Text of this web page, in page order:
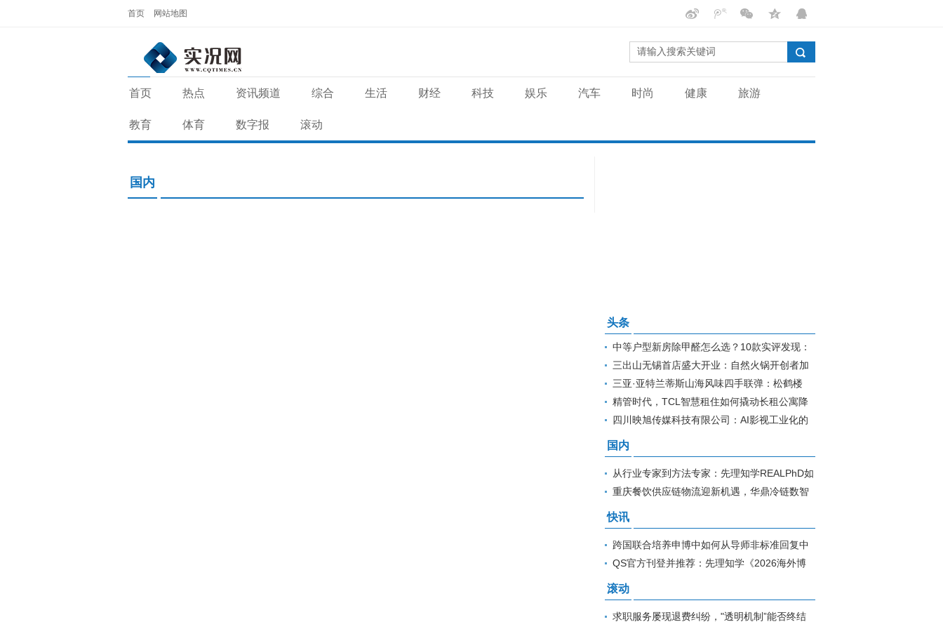
首页 网站地图
首页 热点 资讯频道 综合 生活 财经 科技 娱乐 汽车 时尚 健康 旅游
教育 体育 数字报 滚动
国内
头条
中等户型新房除甲醛怎么选？10款实评发现：
三出山无锡首店盛大开业：自然火锅开创者加
三亚·亚特兰蒂斯山海风味四手联弹：松鹤楼
精管时代，TCL智慧租住如何撬动长租公寓降
本四川映旭传媒科技有限公司：AI影视工业化的
国内
从行业专家到方法专家：先理知学REALPhD如
何重庆餐饮供应链物流迎新机遇，华鼎冷链数智
快讯
跨国联合培养申博中如何从导师非标准回复中
QS官方刊登并推荐：先理知学《2026海外博
士
滚动
求职服务屡现退费纠纷，"透明机制”能否终结